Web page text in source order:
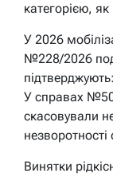
категорією,
У 2026
№228/2026
У справах
скасовували
незворотності
Винятки